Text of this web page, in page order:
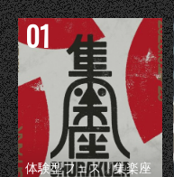
体験型フェス『集楽座